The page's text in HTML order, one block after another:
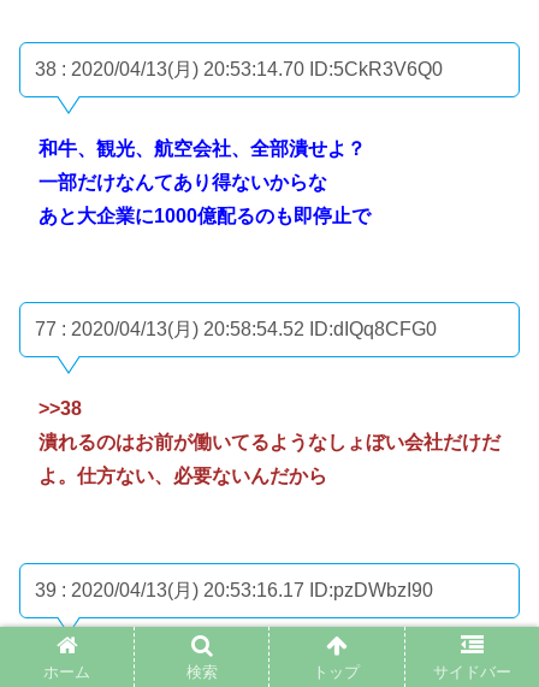
38 : 2020/04/13(月) 20:53:14.70 ID:5CkR3V6Q0
和牛、観光、航空会社、全部潰せよ？
一部だけなんてあり得ないからな
あと大企業に1000億配るのも即停止で
77 : 2020/04/13(月) 20:58:54.52 ID:dIQq8CFG0
>>38
潰れるのはお前が働いてるようなしょぼい会社だけだ
よ。仕方ない、必要ないんだから
39 : 2020/04/13(月) 20:53:16.17 ID:pzDWbzI90
日本人は失業させて
ホーム 検索 トップ サイドバー